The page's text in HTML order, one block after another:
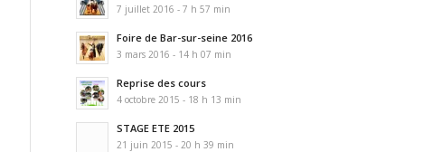
7 juillet 2016 - 7 h 57 min
Foire de Bar-sur-seine 2016
3 mars 2016 - 14 h 07 min
Reprise des cours
4 octobre 2015 - 18 h 13 min
STAGE ETE 2015
21 juin 2015 - 20 h 39 min